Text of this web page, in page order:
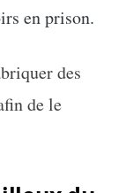
en prison.
des
de le